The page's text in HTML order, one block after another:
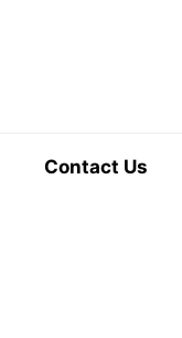
Contact Us